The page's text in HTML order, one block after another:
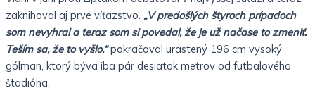
zaknihoval aj prvé víťazstvo. „V predošlých štyroch prípadoch
som nevyhral a teraz som si povedal, že je už načase to zmeniť.
Teším sa, že to vyšlo,“pokračoval urastený 196 cm vysoký
gólman, ktorý býva iba pár desiatok metrov od futbalového
štadióna.